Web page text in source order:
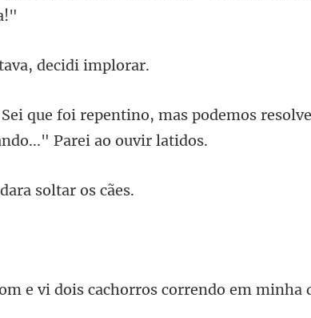
d
, mas podemos
so
e vi dois cachorros co